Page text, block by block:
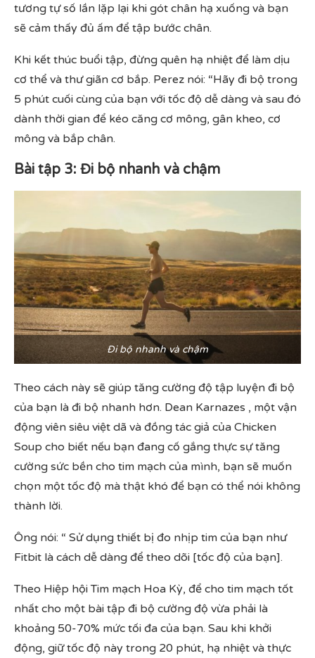
tương tự số lần lặp lại khi gót chân hạ xuống và bạn
sẽ cảm thấy đủ ấm để tập bước chân.
Khi kết thúc buổi tập, đừng quên hạ nhiệt để làm dịu
cơ thể và thư giãn cơ bắp. Perez nói: “Hãy đi bộ trong
5 phút cuối cùng của bạn với tốc độ dễ dàng và sau đó
dành thời gian để kéo căng cơ mông, gân kheo, cơ
mông và bắp chân.
Bài tập 3: Đi bộ nhanh và chậm
Đi bộ nhanh và chậm
Theo cách này sẽ giúp tăng cường độ tập luyện đi bộ
của bạn là đi bộ nhanh hơn. Dean Karnazes , một vận
động viên siêu việt dã và đồng tác giả của Chicken
Soup cho biết nếu bạn đang cố gắng thực sự tăng
cường sức bền cho tim mạch của mình, bạn sẽ muốn
chọn một tốc độ mà thật khó để bạn có thể nói không
thành lời.
Ông nói: “ Sử dụng thiết bị đo nhịp tim của bạn như
Fitbit là cách dễ dàng để theo dõi [tốc độ của bạn].
Theo Hiệp hội Tim mạch Hoa Kỳ, để cho tim mạch tốt
nhất cho một bài tập đi bộ cường độ vừa phải là
khoảng 50-70% mức tối đa của bạn. Sau khi khởi
động, giữ tốc độ này trong 20 phút, hạ nhiệt và thực